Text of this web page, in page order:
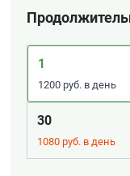
1
1200 руб. в день
30
1080 руб. в день